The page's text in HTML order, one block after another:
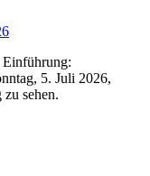
Einführung:
5. Juli 2026,
sehen.